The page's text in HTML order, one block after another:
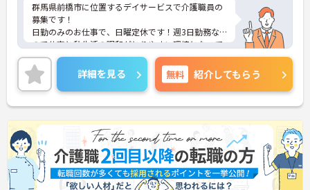
群馬県前橋市に位置するデイサービスで介護職員の
募集です！
日勤のみのお仕事で、日曜定休です！週3日勤務な
ので仕事と私生活の調和がとりやすい環境となって
おります！マイカーでの通勤もOK！昇給制度があ
り、頑張りが評価されてしっかりと還元されます。
現場経験のない方でもチャレンジできる職場で、し
っかりとしたフォロー体制で、経験に関わらず安心
してスタートできます。
こちらの求人にご興味がございましたら面接のポイ
ントもお伝えしますので是非ご応募お待ちしており
ます。
詳細を見る 無料 紹介してもらう